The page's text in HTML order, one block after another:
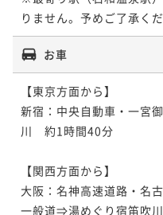
りません。予めご了承くだ
お車
【東京方面から】
新宿：中央自動車・一宮
川　約1時間40分
【関西方面から】
大阪：名神高速道路・名
一般道⇒湯めぐり宿笛吹